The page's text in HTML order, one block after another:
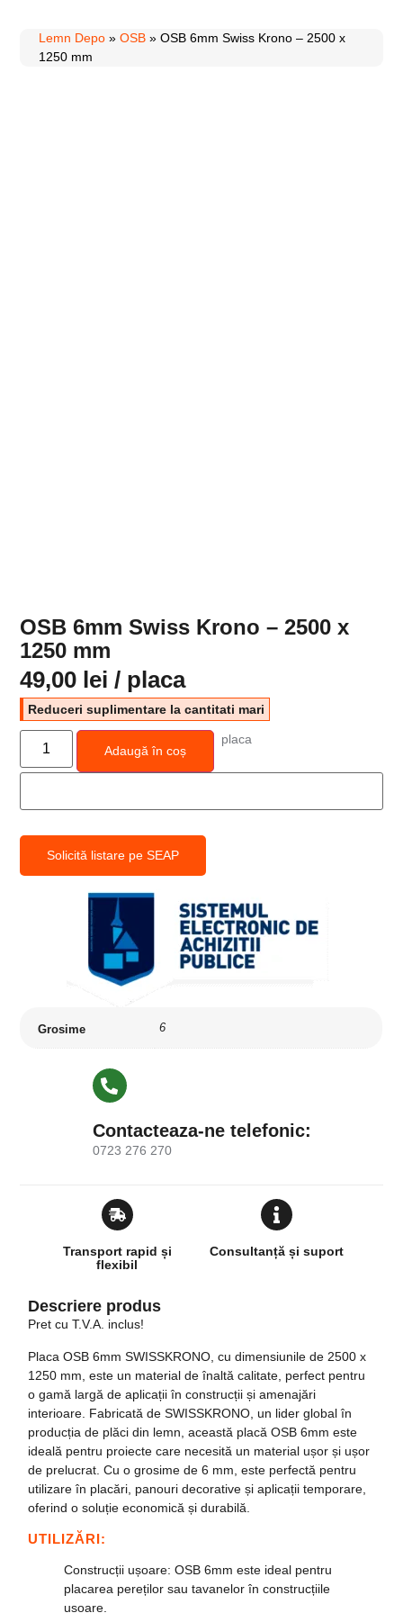
Lemn Depo» OSB» OSB 6mm Swiss Krono – 2500 x
1250 mm
OSB 6mm Swiss Krono – 2500 x
1250 mm
49,00 lei / placa
Reduceri suplimentare la cantitati mari
placa
Adaugă în coș
Solicită listare pe SEAP
Grosime 6
Contacteaza-ne telefonic:
0723 276 270
Transport rapid și
flexibil
Consultanță și suport
Descriere produs
Pret cu T.V.A. inclus!
Placa OSB 6mm SWISSKRONO, cu dimensiunile de 2500 x
1250 mm, este un material de înaltă calitate, perfect pentru
o gamă largă de aplicații în construcții și amenajări
interioare. Fabricată de SWISSKRONO, un lider global în
producția de plăci din lemn, această placă OSB 6mm este
ideală pentru proiecte care necesită un material ușor și ușor
de prelucrat. Cu o grosime de 6 mm, este perfectă pentru
utilizare în placări, panouri decorative și aplicații temporare,
oferind o soluție economică și durabilă.
UTILIZĂRI:
Construcții ușoare: OSB 6mm este ideal pentru
placarea pereților sau tavanelor în construcțiile
ușoare.